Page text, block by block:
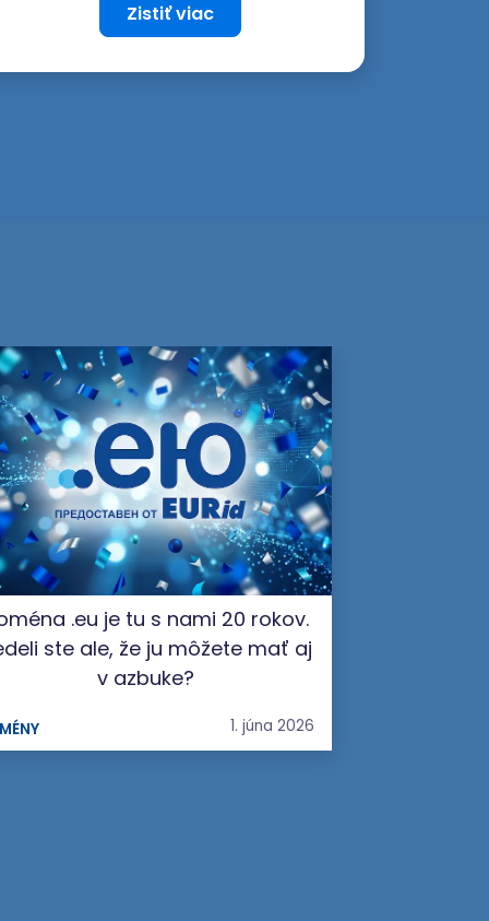
Zistiť viac
.eu je tu s nami 20 rokov.
ste ale, že ju môžete mať aj
v azbuke?
1. júna 2026